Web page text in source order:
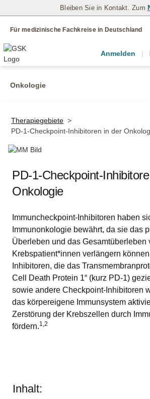
Bleiben Sie in Kontakt. Zum
Für medizinische Fachkreise in Deutschland
Anmelden |
Onkologie
Therapiegebiete >
PD-1-Checkpoint-Inhibitoren in der
PD-1-Checkpoint-
Onkologie
Immuncheckpoint-Inhibitoren haben
Immunonkologie bewährt, da sie das
Überleben und das Gesamtüberleben
Krebspatient*innen verlängern
Inhibitoren, die das
Cell Death Protein 1“ (kurz PD-1)
sowie andere Checkpoint-Inhibitoren
das körpereigene Immunsystem
Zerstörung der Krebszellen durch
fördern.1,2
Inhalt: